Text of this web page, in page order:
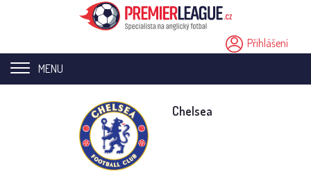
Přihlášení
MENU
Chelsea